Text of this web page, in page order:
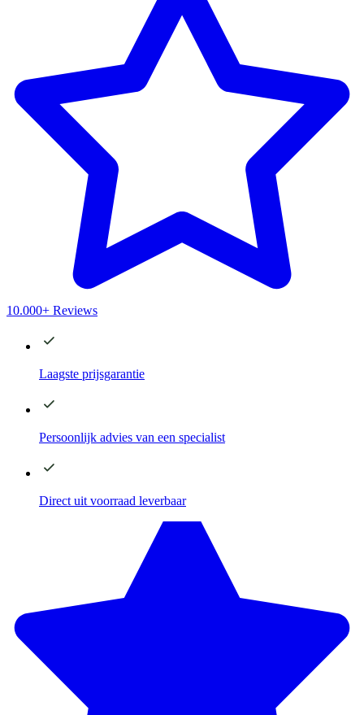
10.000+ Reviews
Laagste prijsgarantie
Persoonlijk advies van een specialist
Direct uit voorraad leverbaar